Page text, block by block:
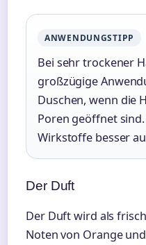
ANWENDUNGSTIPP
Bei sehr trockener
großzügige
Duschen, wenn die
Poren geöffnet
Wirkstoffe besser
Der Duft
Der Duft wird als
Noten von Orange